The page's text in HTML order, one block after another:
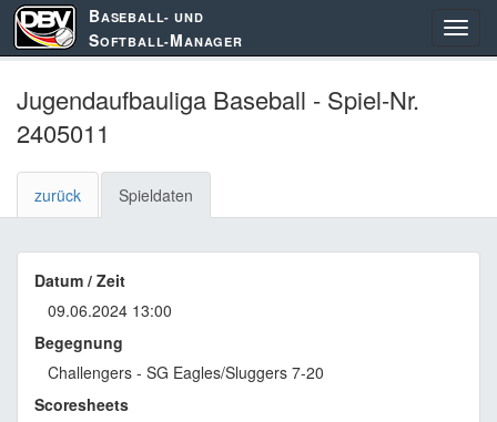
BASEBALL- UND
SOFTBALL-MANAGER
Jugendaufbauliga Baseball - Spiel-Nr.
2405011
zurück Spieldaten
Datum / Zeit
09.06.2024 13:00
Begegnung
Challengers - SG Eagles/Sluggers 7-20
Scoresheets